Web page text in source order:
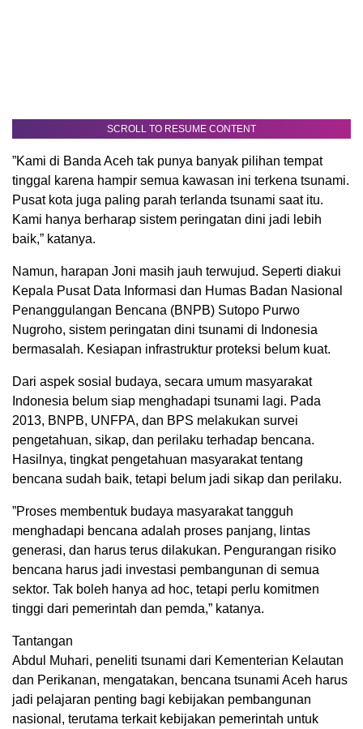
SCROLL TO RESUME CONTENT
”Kami di Banda Aceh tak punya banyak pilihan tempat
tinggal karena hampir semua kawasan ini terkena tsunami.
Pusat kota juga paling parah terlanda tsunami saat itu.
Kami hanya berharap sistem peringatan dini jadi lebih
baik,” katanya.
Namun, harapan Joni masih jauh terwujud. Seperti diakui
Kepala Pusat Data Informasi dan Humas Badan Nasional
Penanggulangan Bencana (BNPB) Sutopo Purwo
Nugroho, sistem peringatan dini tsunami di Indonesia
bermasalah. Kesiapan infrastruktur proteksi belum kuat.
Dari aspek sosial budaya, secara umum masyarakat
Indonesia belum siap menghadapi tsunami lagi. Pada
2013, BNPB, UNFPA, dan BPS melakukan survei
pengetahuan, sikap, dan perilaku terhadap bencana.
Hasilnya, tingkat pengetahuan masyarakat tentang
bencana sudah baik, tetapi belum jadi sikap dan perilaku.
”Proses membentuk budaya masyarakat tangguh
menghadapi bencana adalah proses panjang, lintas
generasi, dan harus terus dilakukan. Pengurangan risiko
bencana harus jadi investasi pembangunan di semua
sektor. Tak boleh hanya ad hoc, tetapi perlu komitmen
tinggi dari pemerintah dan pemda,” katanya.
Tantangan
Abdul Muhari, peneliti tsunami dari Kementerian Kelautan
dan Perikanan, mengatakan, bencana tsunami Aceh harus
jadi pelajaran penting bagi kebijakan pembangunan
nasional, terutama terkait kebijakan pemerintah untuk